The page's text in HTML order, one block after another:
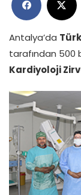
Antalya’da
tarafından 500
Kardiyoloji